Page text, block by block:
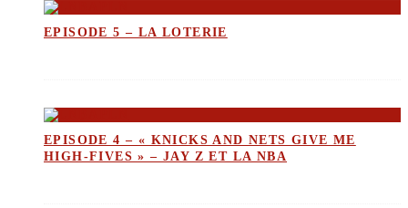
EPISODE 5 – LA LOTERIE
EPISODE 4 – « KNICKS AND NETS GIVE ME
HIGH-FIVES » – JAY Z ET LA NBA